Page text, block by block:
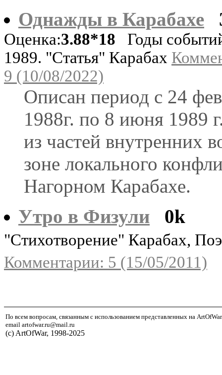
Однажды в Карабахе
Оценка:3.88*18 Годы
1989. "Статья" Карабах
9 (10/08/2022)
Описан период с 24
1988г. по 8 июня 1989
из частей внутренних
зоне локального
Нагорном Карабахе.
Утро в Физули
0k
"Стихотворение" Карабах,
Комментарии: 5 (15/05/2011)
По всем вопросам, связанным с использованием представленных на
email artofwar.ru@mail.ru
(с) ArtOfWar, 1998-2025